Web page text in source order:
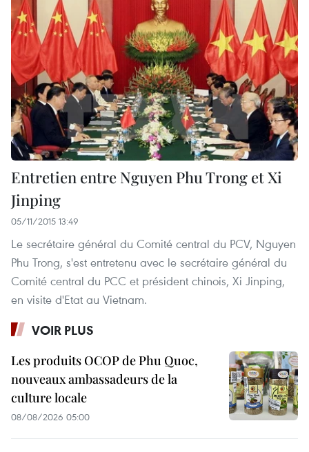
Entretien entre Nguyen Phu Trong et Xi
Jinping
05/11/2015 13:49
Le secrétaire général du Comité central du PCV, Nguyen
Phu Trong, s'est entretenu avec le secrétaire général du
Comité central du PCC et président chinois, Xi Jinping,
en visite d'Etat au Vietnam.
VOIR PLUS
Les produits OCOP de Phu Quoc,
nouveaux ambassadeurs de la
culture locale
08/08/2026 05:00